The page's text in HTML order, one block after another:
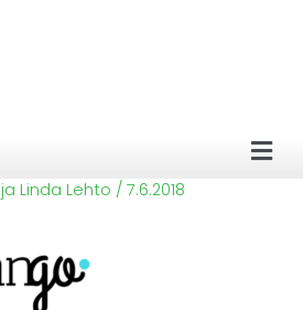
Linda Lehto / 7.6.2018